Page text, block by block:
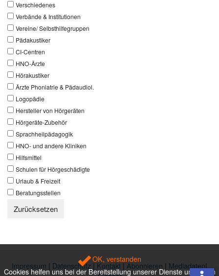
Verschiedenes
Verbände & Institutionen
Vereine/ Selbsthilfegruppen
Pädakustiker
CI-Centren
HNO-Ärzte
Hörakustiker
Ärzte Phoniatrie & Pädaudiol.
Logopädie
Hersteller von Hörgeräten
Hörgeräte-Zubehör
Sprachheilpädagogik
HNO- und andere Kliniken
Hilfsmittel
Schulen für Hörgeschädigte
Urlaub & Freizeit
Beratungsstellen
Zurücksetzen
Impressum | Datenschutz | Kontakt | Abonnieren | Mediadaten|
OK, verstanden
Cookies helfen uns bei der Bereitstellung unserer Dienste und Ihnen